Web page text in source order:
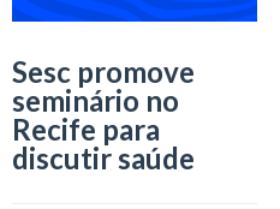
Sesc promove
seminário no
Recife para
discutir saúde